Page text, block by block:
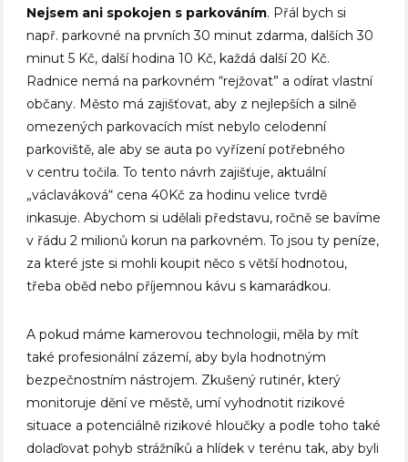
Nejsem ani spokojen s parkováním. Přál bych si
např. parkovné na prvních 30 minut zdarma, dalších 30
minut 5 Kč, další hodina 10 Kč, každá další 20 Kč.
Radnice nemá na parkovném “rejžovat” a odírat vlastní
občany. Město má zajišťovat, aby z nejlepších a silně
omezených parkovacích míst nebylo celodenní
parkoviště, ale aby se auta po vyřízení potřebného
v centru točila. To tento návrh zajišťuje, aktuální
„václaváková“ cena 40Kč za hodinu velice tvrdě
inkasuje. Abychom si udělali představu, ročně se bavíme
v řádu 2 milionů korun na parkovném. To jsou ty peníze,
za které jste si mohli koupit něco s větší hodnotou,
třeba oběd nebo příjemnou kávu s kamarádkou.
A pokud máme kamerovou technologii, měla by mít
také profesionální zázemí, aby byla hodnotným
bezpečnostním nástrojem. Zkušený rutinér, který
monitoruje dění ve městě, umí vyhodnotit rizikové
situace a potenciálně rizikové hloučky a podle toho také
dolaďovat pohyb strážníků a hlídek v terénu tak, aby byli